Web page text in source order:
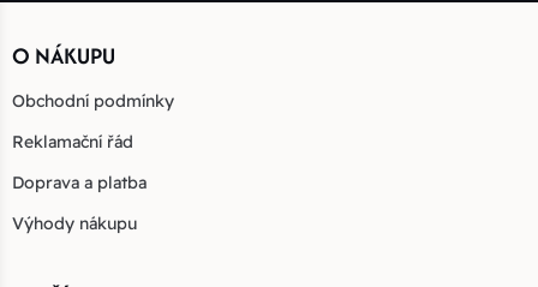
O NÁKUPU
Obchodní podmínky
Reklamační řád
Doprava a platba
Výhody nákupu